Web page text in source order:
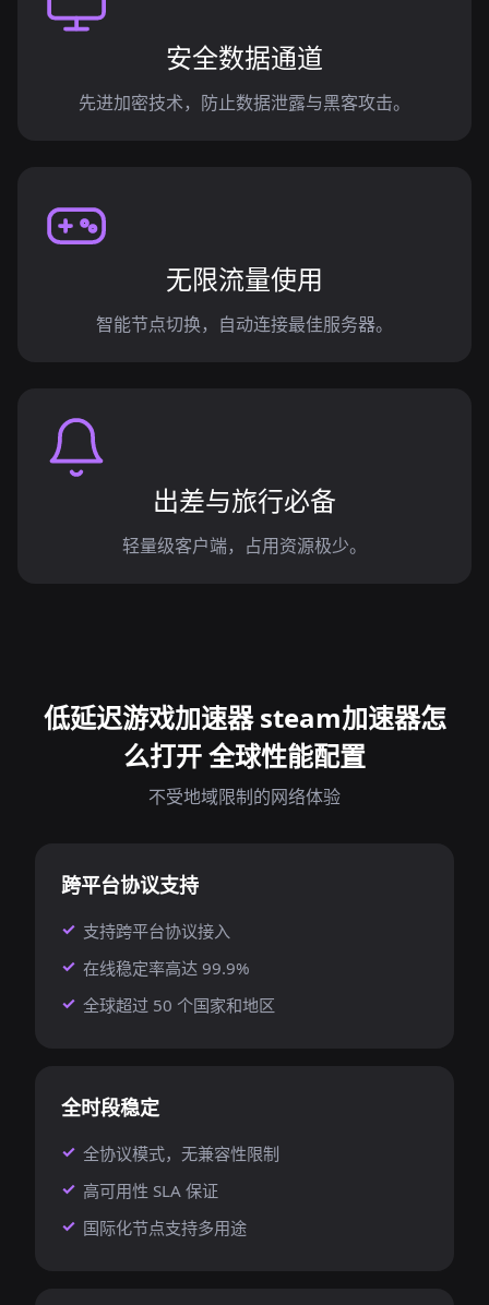
安全数据通道
先进加密技术，防止数据泄露与黑客攻击。
无限流量使用
智能节点切换，自动连接最佳服务器。
出差与旅行必备
轻量级客户端，占用资源极少。
低延迟游戏加速器 steam加速器怎
么打开 全球性能配置
不受地域限制的网络体验
跨平台协议支持
支持跨平台协议接入
在线稳定率高达 99.9%
全球超过 50 个国家和地区
全时段稳定
全协议模式，无兼容性限制
高可用性 SLA 保证
国际化节点支持多用途